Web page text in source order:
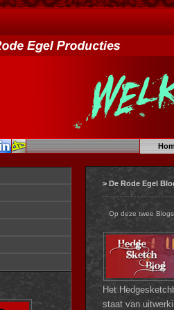
> De Rode Egel
Op deze twee
Het
staat van